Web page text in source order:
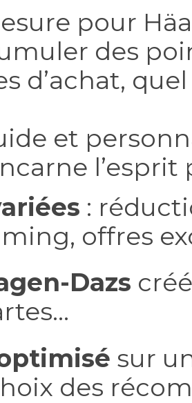
pour
des
d’achat,
et
:
offres
Dazs
sur
des